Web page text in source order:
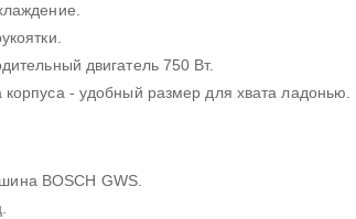
двигатель 750 Вт.
- удобный размер для хвата ладонью.
BOSCH GWS.